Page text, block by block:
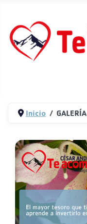
Inicio GALERÍA